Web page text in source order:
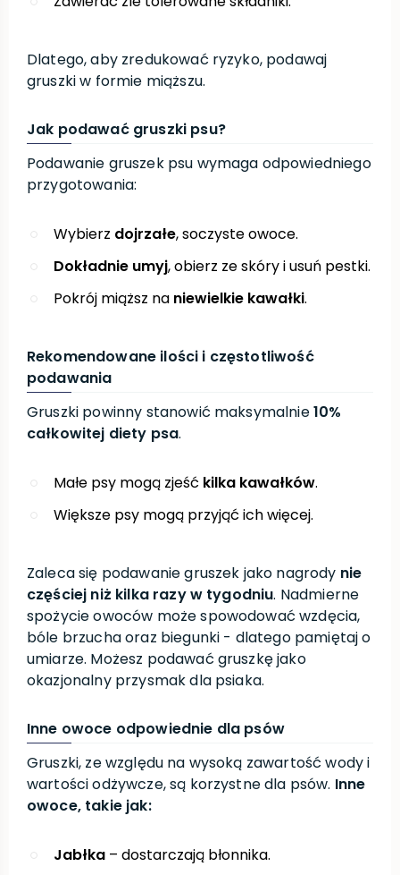
Dlatego, aby zredukować ryzyko, podawaj
gruszki w formie miąższu.
Jak podawać gruszki psu?
Podawanie gruszek psu wymaga odpowiedniego
przygotowania:
Wybierz dojrzałe, soczyste owoce.
Dokładnie umyj, obierz ze skóry i usuń pestki.
Pokrój miąższ na niewielkie kawałki.
Rekomendowane ilości i częstotliwość
podawania
Gruszki powinny stanowić maksymalnie10%
całkowitej diety psa.
Małe psy mogą zjeść kilka kawałków.
Większe psy mogą przyjąć ich więcej.
Zaleca się podawanie gruszek jako nagrody nie
częściej niż kilka razy w tygodniu. Nadmierne
spożycie owoców może spowodować wzdęcia,
bóle brzucha oraz biegunki - dlatego pamiętaj o
umiarze. Możesz podawać gruszkę jako
okazjonalny przysmak dla psiaka.
Inne owoce odpowiednie dla psów
Gruszki, ze względu na wysoką zawartość wody i
wartości odżywcze, są korzystne dla psów. Inne
owoce, takie jak:
Jabłka – dostarczają błonnika.